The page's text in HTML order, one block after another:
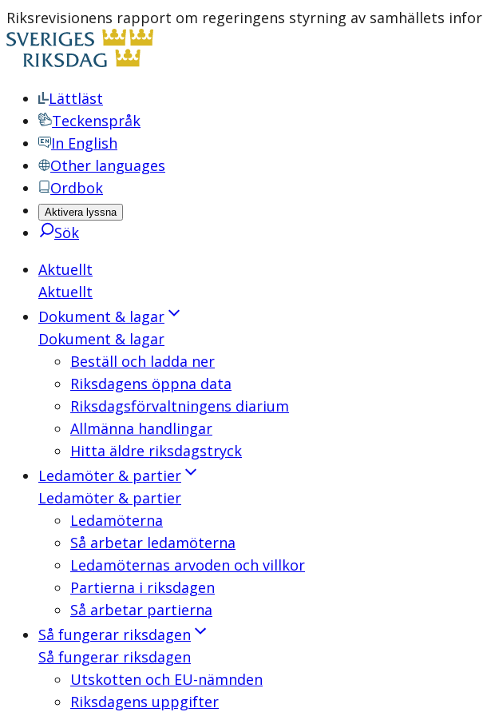
Riksrevisionens rapport om regeringens styrning av samhällets
Lättläst
Teckenspråk
In English
Other languages
Ordbok
Aktivera lyssna
Sök
Aktuellt
Aktuellt
Dokument & lagar
Dokument & lagar
Beställ och ladda ner
Riksdagens öppna data
Riksdagsförvaltningens diarium
Allmänna handlingar
Hitta äldre riksdagstryck
Ledamöter & partier
Ledamöter & partier
Ledamöterna
Så arbetar ledamöterna
Ledamöternas arvoden och villkor
Partierna i riksdagen
Så arbetar partierna
Så fungerar riksdagen
Så fungerar riksdagen
Utskotten och EU-nämnden
Riksdagens uppgifter